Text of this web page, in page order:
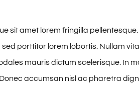
sit amet lorem fringilla
porttitor lorem lobortis. Nullam
mauris dictum scelerisque. In
accumsan nisl ac pharetra